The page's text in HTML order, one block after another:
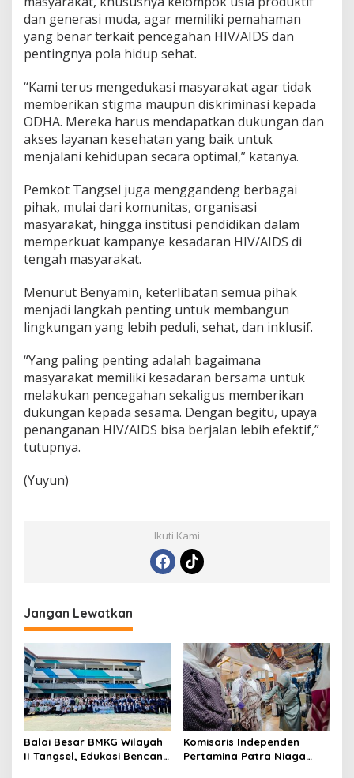
dan generasi muda, agar memiliki pemahaman
yang benar terkait pencegahan HIV/AIDS dan
pentingnya pola hidup sehat.
“Kami terus mengedukasi masyarakat agar tidak
memberikan stigma maupun diskriminasi kepada
ODHA. Mereka harus mendapatkan dukungan dan
akses layanan kesehatan yang baik untuk
menjalani kehidupan secara optimal,” katanya.
Pemkot Tangsel juga menggandeng berbagai
pihak, mulai dari komunitas, organisasi
masyarakat, hingga institusi pendidikan dalam
memperkuat kampanye kesadaran HIV/AIDS di
tengah masyarakat.
Menurut Benyamin, keterlibatan semua pihak
menjadi langkah penting untuk membangun
lingkungan yang lebih peduli, sehat, dan inklusif.
“Yang paling penting adalah bagaimana
masyarakat memiliki kesadaran bersama untuk
melakukan pencegahan sekaligus memberikan
dukungan kepada sesama. Dengan begitu, upaya
penanganan HIV/AIDS bisa berjalan lebih efektif,”
tutupnya.
(Yuyun)
Ikuti Kami
Jangan Lewatkan
Balai Besar BMKG Wilayah
II Tangsel, Edukasi Bencana
Komisaris Independen
Pertamina Patra Niaga